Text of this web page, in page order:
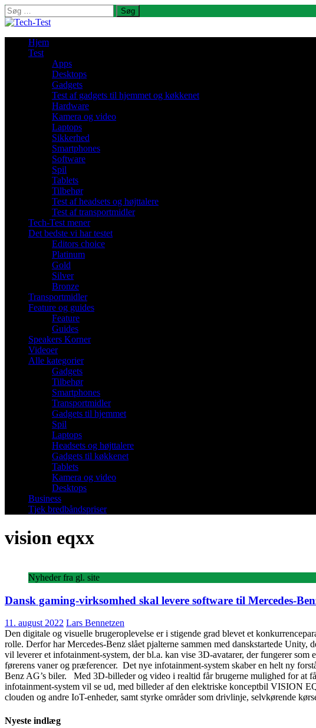
Søg
efter:
Hjem
Test
Apps
Desktops
Gadgets
Test af gadgets til hjemmet og køkkenet
Hardware
Kamera og video
Laptops
Sikkerhed
Smartphones
Software
Spil
Tablets
Tilbehør
Test af headsets og højttalere
Test af transportmidler
Tech-Test mener
Det bedste vi har testet
Editors choice
Platinum
Gold
Silver
Bronze
Transportmidler
Feature og guides
Feature
Guides
Speakers Korner
Videoer
Alle kategorier
Gadgets
Tilbehør
Smartphones
Transportmidler
Gadgets til hjemmet
Spil
Laptops
Headsets og højttalere
Gadgets til køkkenet
Tablets
Kamera og video
Desktops
Business
Tjek bredbåndspriser
vision eqxx
Nyheder fra gl. site
Dansk gaming-virksomhed skal levere software til Mercedes-
11. august 2022 Lars Bennetzen
Den digitale og visuelle brugeroplevelse er i stigende grad blevet et
rolle. Derfor har Mercedes-Benz slået pjalterne sammen med danskstartede
vil leverer et infotainment-system, der bl.a. kan vise 3D-avatarer, der fungerer
førerens vaner og præferencer. Det nye infotainment-system skaber en helt ny
Benz AG’s biler. Med 3D-billeder og video i realtid får brugerne mulighed for at
infotainment-system vil se ud, med billeder af den elektriske konceptbil VISION
clouden og andre IoT-enheder, samt styrke områder som drivlinje, selvkørende
Nyeste indlæg